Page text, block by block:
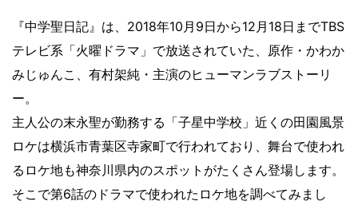
『中学聖日記』は、2018年10月9日から12月18日までTBS
テレビ系「火曜ドラマ」で放送されていた、原作・かわか
みじゅんこ、有村架純・主演のヒューマンラブストーリ
ー。
主人公の末永聖が勤務する「子星中学校」近くの田園風景
ロケは横浜市青葉区寺家町で行われており、舞台で使われ
るロケ地も神奈川県内のスポットがたくさん登場します。
そこで第6話のドラマで使われたロケ地を調べてみまし